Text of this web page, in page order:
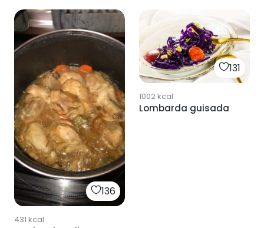
136
431 kcal
131
1002kcal
Lombarda guisada